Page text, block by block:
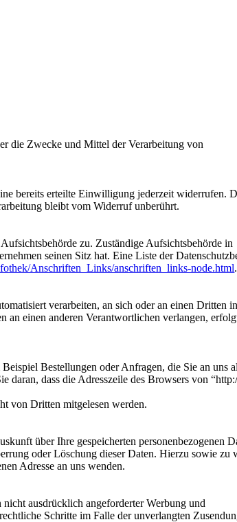
die Zwecke und Mittel der Verarbeitung von
bereits erteilte Einwilligung jederzeit widerrufen.
bleibt vom Widerruf unberührt.
zu. Zuständige Aufsichtsbehörde in
seinen Sitz hat. Eine Liste der
Anschriften_Links/anschriften_links-node.html.
verarbeiten, an sich oder an einen Dritten
an einen anderen Verantwortlichen verlangen,
Bestellungen oder Anfragen, die Sie an uns
daran, dass die Adresszeile des Browsers von
von Dritten mitgelesen werden.
über Ihre gespeicherten personenbezogenen
oder Löschung dieser Daten. Hierzu sowie zu
Adresse an uns wenden.
ausdrücklich angeforderter Werbung und
Schritte im Falle der unverlangten